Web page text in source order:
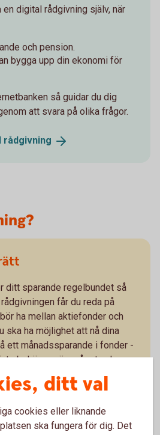
digital rådgivning själv, när
och pension.
bygga upp din ekonomi för
så guidar du dig
att svara på olika frågor.
rådgivning
ditt sparande regelbundet så
får du reda på
ha mellan aktiefonder och
ska ha möjlighet att nå dina
ett månadssparande i fonder -
behöver göra något och som
din ekonomi.ditt val
cookies eller liknande
ska fungera för dig. Det